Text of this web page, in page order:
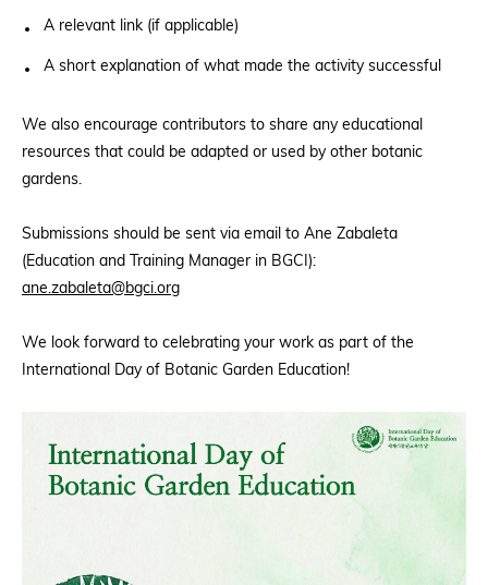
A relevant link (if applicable)
A short explanation of what made the activity successful
We also encourage contributors to share any educational
resources that could be adapted or used by other botanic
gardens.
Submissions should be sent via email to Ane Zabaleta
(Education and Training Manager in BGCI):
ane.zabaleta@bgci.org
We look forward to celebrating your work as part of the
International Day of Botanic Garden Education!